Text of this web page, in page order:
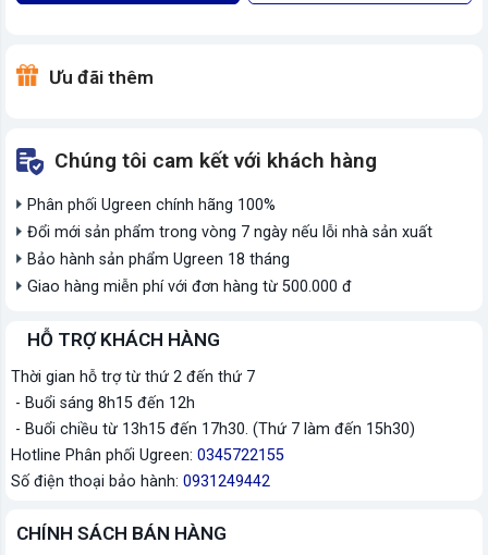
Ưu đãi thêm
Chúng tôi cam kết với khách hàng
Phân phối Ugreen chính hãng 100%
Đổi mới sản phẩm trong vòng 7 ngày nếu lỗi nhà sản xuất
Bảo hành sản phẩm Ugreen 18 tháng
Giao hàng miễn phí với đơn hàng từ 500.000 đ
HỖ TRỢ KHÁCH HÀNG
Thời gian hỗ trợ từ thứ 2 đến thứ 7
- Buổi sáng 8h15 đến 12h
- Buổi chiều từ 13h15 đến 17h30. (Thứ 7 làm đến 15h30)
Hotline Phân phối Ugreen: 0345722155
Số điện thoại bảo hành: 0931249442
CHÍNH SÁCH BÁN HÀNG